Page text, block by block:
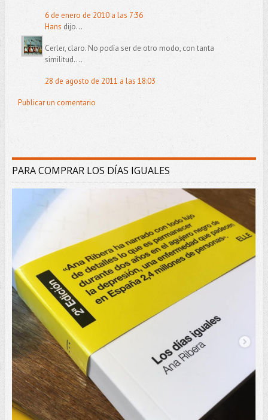
6 de enero de 2010 a las 7:36
Hans dijo...
Cerler, claro. No podía ser de otro modo, con tanta
similitud....
28 de agosto de 2011 a las 18:03
Publicar un comentario
PARA COMPRAR LOS DÍAS IGUALES